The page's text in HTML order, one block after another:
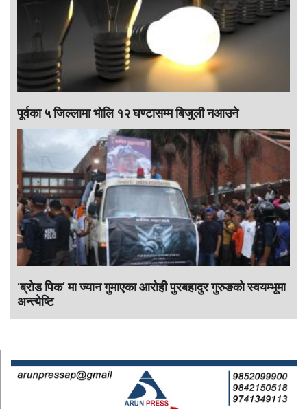
पूर्वका ५ जिल्लामा भाेलि १२ घण्टासम्म बिजुली नआउने
‘ब्रोड पिक’ मा ज्यान गुमाएका आराेही पुरबहादुर गुरुङको स्वयम्भूमा
अन्त्येष्टि